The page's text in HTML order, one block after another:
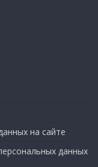
на сайте
данных